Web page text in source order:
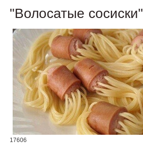
"Волосатые сосиски"
17606